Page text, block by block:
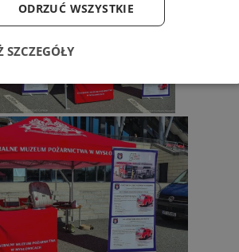
ODRZUĆ WSZYSTKIE
SZCZEGÓŁY
Wydajność Targetowanie
Niesklasyfikowane